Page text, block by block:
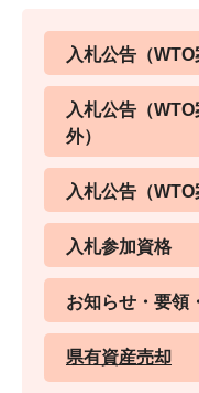
入札公告（WTO
入札公告（
外）
入札公告（WTO
入札参加資格
お知らせ・要領
県有資産売却